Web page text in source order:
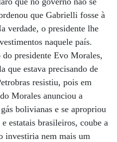
que Gabrielli fosse à
verdade, o presidente lhe
naquele país.
presidente Evo Morales,
que estava precisando de
resistiu, pois em
Morales anunciou a
bolivianas e se apropriou
estatais brasileiros, coube a
investiria nem mais um